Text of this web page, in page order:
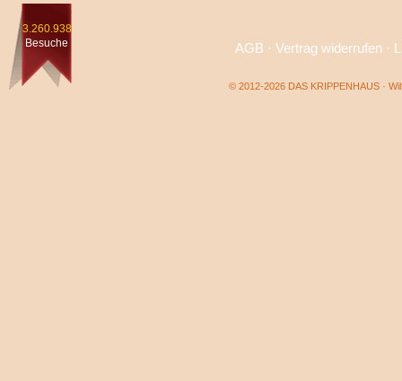
3.260.938
Besuche
AGB · Vertrag widerrufen·
© 2012-2026 DAS KRIPPENHAUS ·